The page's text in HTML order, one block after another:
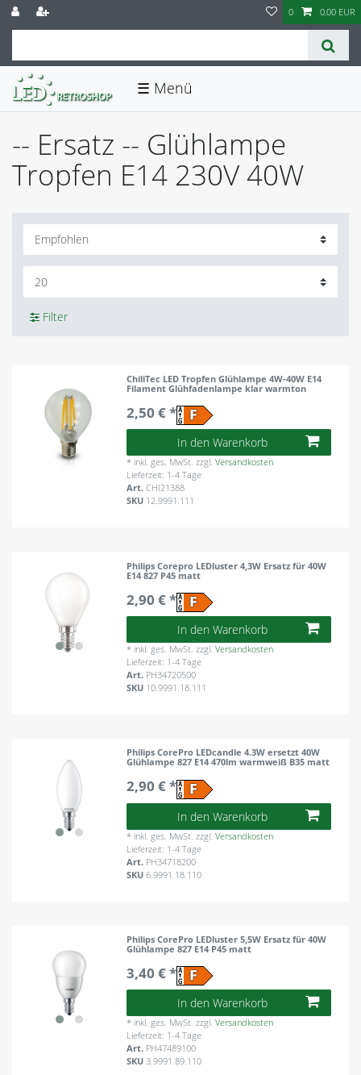
0 0,00 EUR
☰
-- Ersatz -- Glühlampe
Tropfen E14 230V 40W
Filter
ChiliTec LED Tropfen Glühlampe 4W-40W E14
Filament Glühfadenlampe klar warmton
2,50 € *
In den Warenkorb
* inkl. ges. MwSt. zzgl.Versandkosten
Lieferzeit: 1-4 Tage
Art.CHI21388
SKU 12.9991.111
Philips Corepro LEDluster 4,3W Ersatz für 40W
E14 827 P45 matt
2,90 € *
In den Warenkorb
* inkl. ges. MwSt. zzgl.Versandkosten
Lieferzeit: 1-4 Tage
Art. PH34720500
SKU 10.9991.18.111
Philips CorePro LEDcandle 4.3W ersetzt 40W
Glühlampe 827 E14 470lm warmweiß B35 matt
2,90 € *
In den Warenkorb
* inkl. ges. MwSt. zzgl.Versandkosten
Lieferzeit: 1-4 Tage
Art. PH34718200
SKU6.9991.18.110
Philips CorePro LEDluster 5,5W Ersatz für 40W
Glühlampe 827 E14 P45 matt
3,40 € *
In den Warenkorb
* inkl. ges. MwSt. zzgl.Versandkosten
Lieferzeit: 1-4 Tage
Art. PH47489100
SKU3.9991.89.110